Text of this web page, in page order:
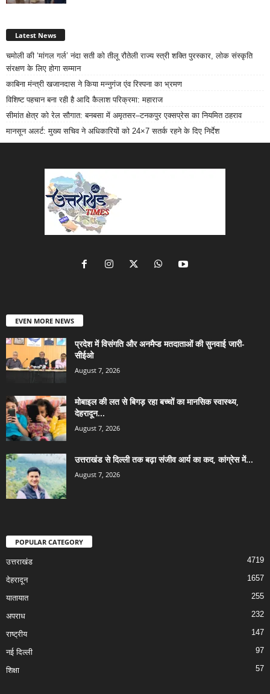
Latest News
चमोली की ‘मांगल गर्ल’ नंदा सती को तीलू रौतेली राज्य स्त्री शक्ति पुरस्कार, लोक संस्कृति
संरक्षण के लिए होगा सम्मान
काबिना मंन्त्री खजानदास ने किया मन्नुगंज एंव रिस्पना का भ्रमण
विशिष्ट पहचान बना रही है आदि कैलाश परिक्रमा: महाराज
सीमांत क्षेत्र को रेल सौगात: बनबसा में अमृतसर–टनकपुर एक्सप्रेस का नियमित ठहराव
मानसून अलर्ट: मुख्य सचिव ने अधिकारियों को 24×7 सतर्क रहने के दिए निर्देश
EVEN MORE NEWS
प्रदेश में विसंगति और अनमैप्ड मतदाताओं की सुनवाई जारी-
सीईओ
August 7, 2026
मोबाइल की लत से बिगड़ रहा बच्चों का मानसिक स्वास्थ्य,
देहरादून...
August 7, 2026
उत्तराखंड से दिल्ली तक बढ़ा संजीव आर्य का कद, कांग्रेस में...
August 7, 2026
POPULAR CATEGORY
उत्तराखंड 4719
देहरादून 1657
यातायात 255
अपराध 232
राष्ट्रीय 147
नई दिल्ली 97
शिक्षा 57